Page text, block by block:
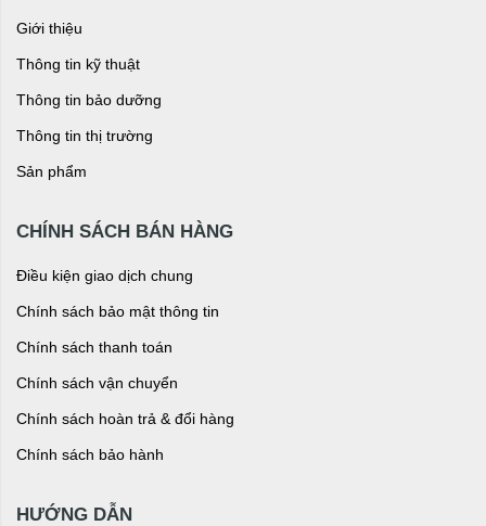
Giới thiệu
Thông tin kỹ thuật
Thông tin bảo dưỡng
Thông tin thị trường
Sản phẩm
CHÍNH SÁCH BÁN HÀNG
Điều kiện giao dịch chung
Chính sách bảo mật thông tin
Chính sách thanh toán
Chính sách vận chuyển
Chính sách hoàn trả & đổi hàng
Chính sách bảo hành
HƯỚNG DẪN